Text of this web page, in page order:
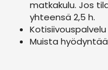
matkakulu. Jos
yhteensä 2,5 h.
Muista